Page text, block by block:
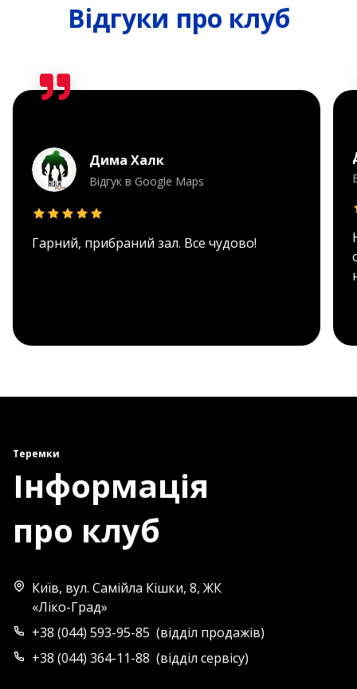
Відгуки про клуб
Дима Халк
Відгук в Google Maps
Гарний, прибраний зал. Все чудово!
Теремки
Інформація
про клуб
Київ, вул. Самійла Кішки, 8, ЖК
«Ліко-Град»
+38 (044) 593-95-85 (відділ продажів)
+38 (044) 364-11-88 (відділ сервісу)